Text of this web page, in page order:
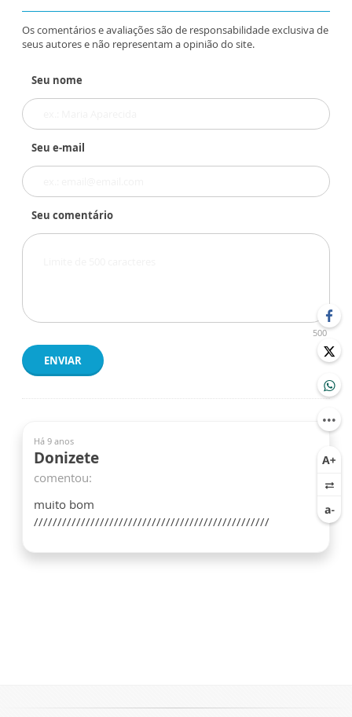
Os comentários e avaliações são de responsabilidade exclusiva de
seus autores e não representam a opinião do site.
Seu nome
Seu e-mail
Seu comentário
500
ENVIAR
Há 9 anos
Donizete
comentou:
muito bom
//////////////////////////////////////////////////